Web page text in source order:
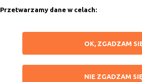
Przetwarzamy dane w celach:
treści i reklam oraz ich pomiaru, tworzenia
marketingowe lub prezentować je w serwisie.
OK, ZGADZAM
NIE ZGADZAM
NIE ZGADZAM
witryny przychodów
Godziny otwarcia: Pon.-
sklep@elektrozysk.pl
Dołącz do nas